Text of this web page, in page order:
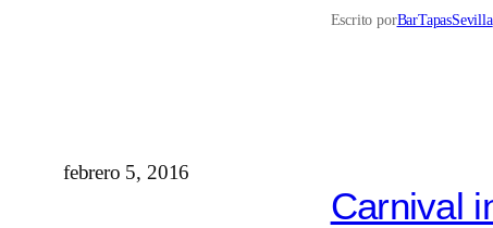
Escrito porBarTapasSevilla
febrero 5, 2016
Carnival